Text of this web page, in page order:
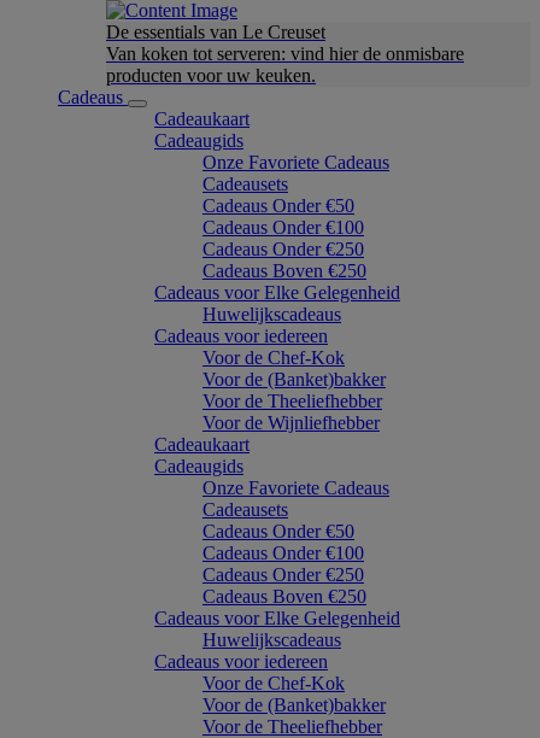
De essentials van Le Creuset
Van koken tot serveren: vind hier de onmisbare
producten voor uw keuken.
Cadeaus
Cadeaukaart
Cadeaugids
Onze Favoriete Cadeaus
Cadeausets
Cadeaus Onder €50
Cadeaus Onder €100
Cadeaus Onder €250
Cadeaus Boven €250
Cadeaus voor Elke Gelegenheid
Huwelijkscadeaus
Cadeaus voor iedereen
Voor de Chef-Kok
Voor de (Banket)bakker
Voor de Theeliefhebber
Voor de Wijnliefhebber
Cadeaukaart
Cadeaugids
Onze Favoriete Cadeaus
Cadeausets
Cadeaus Onder €50
Cadeaus Onder €100
Cadeaus Onder €250
Cadeaus Boven €250
Cadeaus voor Elke Gelegenheid
Huwelijkscadeaus
Cadeaus voor iedereen
Voor de Chef-Kok
Voor de (Banket)bakker
Voor de Theeliefhebber